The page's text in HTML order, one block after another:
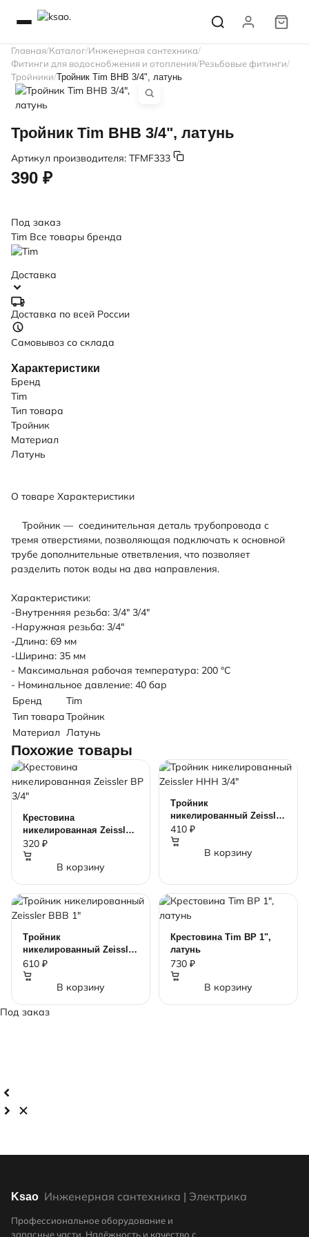
Главная Каталог Инженерная сантехника
Фитинги для водоснобжения и отопления Резьбовые фитинги
Тройники Тройник Tim ВНВ 3/4", латунь
Тройник Tim ВНВ 3/4", латунь
Артикул производителя: TFMF333
390 ₽
Под заказ
Tim Все товары бренда
Доставка
Доставка по всей России
Самовывоз со склада
Характеристики
Бренд
Tim
Тип товара
Тройник
Материал
Латунь
О товаре Характеристики
Тройник — соединительная деталь трубопровода с
тремя отверстиями, позволяющая подключать к основной
трубе дополнительные ответвления, что позволяет
разделить поток воды на два направления.
Характеристики:
-Внутренняя резьба: 3/4" 3/4"
-Наружная резьба: 3/4"
-Длина: 69 мм
-Ширина: 35 мм
- Максимальная рабочая температура: 200 °С
- Номинальное давление: 40 бар
Бренд
Tim
Тип товараТройник
Материал Латунь
Похожие товары
Крестовина
никелированная Zeissler
ВР 3/4"
320 ₽
В корзину
Тройник
никелированный Zeissler
ННН 3/4"
410 ₽
В корзину
Тройник
никелированный Zeissler
ВВВ 1"
610 ₽
В корзину
Крестовина Tim ВР 1",
латунь
730 ₽
В корзину
Под заказ
Ksao Инженерная сантехника | Электрика
Профессиональное оборудование и
запасные части. Надёжность и качество с